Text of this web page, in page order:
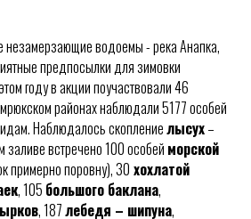
незамерзающие водоемы - река Анапка,
предпосылки для зимовки
году в акции поучаствовали 46
районах наблюдали 5177 особей
Наблюдалось скоплениелысух–
заливе встречено 100 особей морской
примерно поровну), 30 хохлатой
, 105 большого баклана,
, 187лебедя – шипуна,